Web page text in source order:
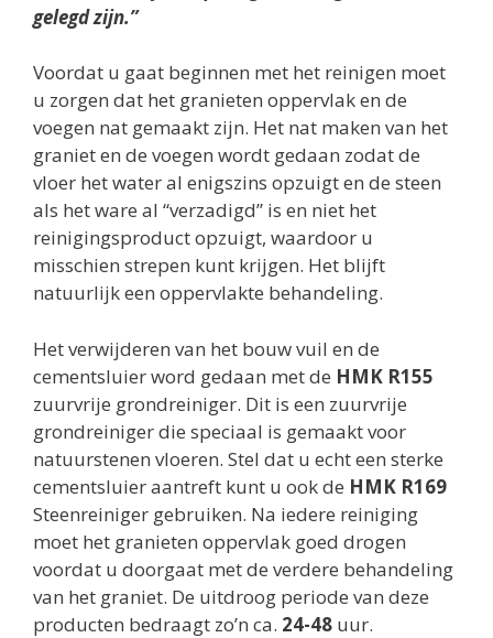
gelegd zijn.”
Voordat u gaat beginnen met het reinigen moet
u zorgen dat het granieten oppervlak en de
voegen nat gemaakt zijn. Het nat maken van het
graniet en de voegen wordt gedaan zodat de
vloer het water al enigszins opzuigt en de steen
als het ware al “verzadigd” is en niet het
reinigingsproduct opzuigt, waardoor u
misschien strepen kunt krijgen. Het blijft
natuurlijk een oppervlakte behandeling.
Het verwijderen van het bouw vuil en de
cementsluier word gedaan met de HMK R155
zuurvrije grondreiniger. Dit is een zuurvrije
grondreiniger die speciaal is gemaakt voor
natuurstenen vloeren. Stel dat u echt een sterke
cementsluier aantreft kunt u ook de HMK R169
Steenreiniger gebruiken. Na iedere reiniging
moet het granieten oppervlak goed drogen
voordat u doorgaat met de verdere behandeling
van het graniet. De uitdroog periode van deze
producten bedraagt zo’n ca. 24-48 uur.